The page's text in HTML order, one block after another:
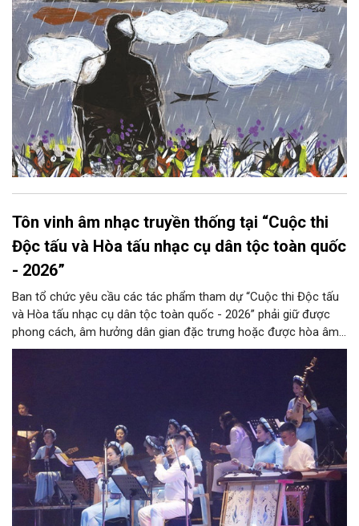
Tôn vinh âm nhạc truyền thống tại “Cuộc thi
Độc tấu và Hòa tấu nhạc cụ dân tộc toàn quốc
- 2026”
Ban tổ chức yêu cầu các tác phẩm tham dự “Cuộc thi Độc tấu
và Hòa tấu nhạc cụ dân tộc toàn quốc - 2026” phải giữ được
phong cách, âm hưởng dân gian đặc trưng hoặc được hòa âm,
phối khí mới trên nền tảng làn điệu âm nhạc truyền thống Việt
Nam, đồng thời phải được trình diễn trực tiếp bằng nhạc cụ dân